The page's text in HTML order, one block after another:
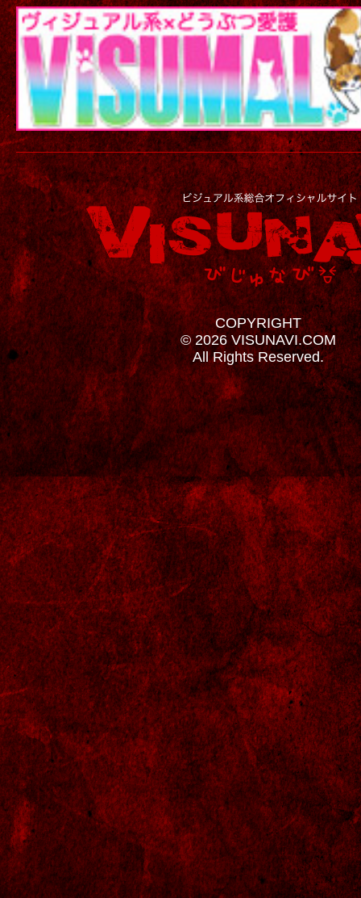
COPYRIGHT
© 2026 VISUNAVI.COM
All Rights Reserved.